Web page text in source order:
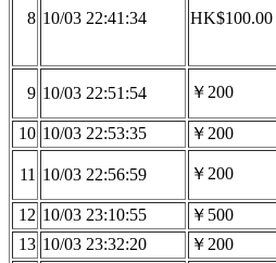
8 10/03 22:41:34 HK$100.00
9 10/03 22:51:54 ￥200
10 10/03 22:53:35 ￥200
11 10/03 22:56:59 ￥200
12 10/03 23:10:55 ￥500
13 10/03 23:32:20 ￥200